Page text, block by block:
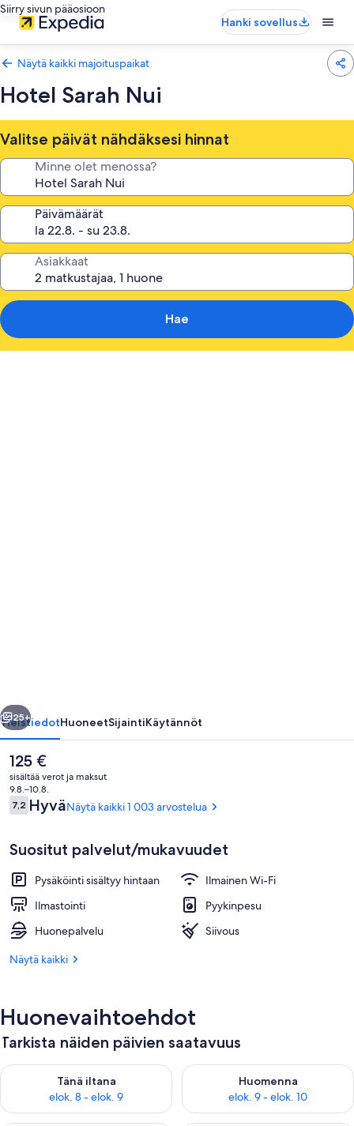
Siirry sivun pääosioon
Hanki sovellus
Näytä kaikki majoituspaikat
Hotel Sarah Nui
Valitse päivät nähdäksesi hinnat
Minne olet menossa?
Päivämäärät
Asiakkaat
Hae
Neljän hengen premium-huone |
Seuraava
25+
YleistiedotHuoneetSijaintiKäytännöt
Nykyinen
hinta
on
125 €
125 €
sisältää verot ja maksut
9.8.–10.8.
Arvostelut
7,27,2 kautta 10.
HyväNäytä kaikki 1 003 arvostelua
Suositut palvelut/mukavuudet
Pysäköinti sisältyy hintaan
Ilmainen Wi-Fi
Ilmastointi
Pyykinpesu
Huonepalvelu
Siivous
Näytä kaikki
Huonevaihtoehdot
Tarkista näiden päivien saatavuus
Tänä iltana
elok. 8 - elok. 9
Tarkista tämän illan saatavuus elok. 8 - elok. 9
Huomenna
elok. 9 - elok. 10
Tarkista huomisen saatavuus